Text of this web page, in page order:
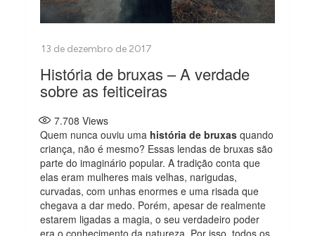
História de bruxas – A verdade
sobre as feiticeiras
7.708 Views
Quem nunca ouviu uma história de bruxas quando
criança, não é mesmo? Essas lendas de bruxas são
parte do imaginário popular. A tradição conta que
elas eram mulheres mais velhas, narigudas,
curvadas, com unhas enormes e uma risada que
chegava a dar medo. Porém, apesar de realmente
estarem ligadas a magia, o seu verdadeiro poder
era o conhecimento da natureza. Por isso, todos os